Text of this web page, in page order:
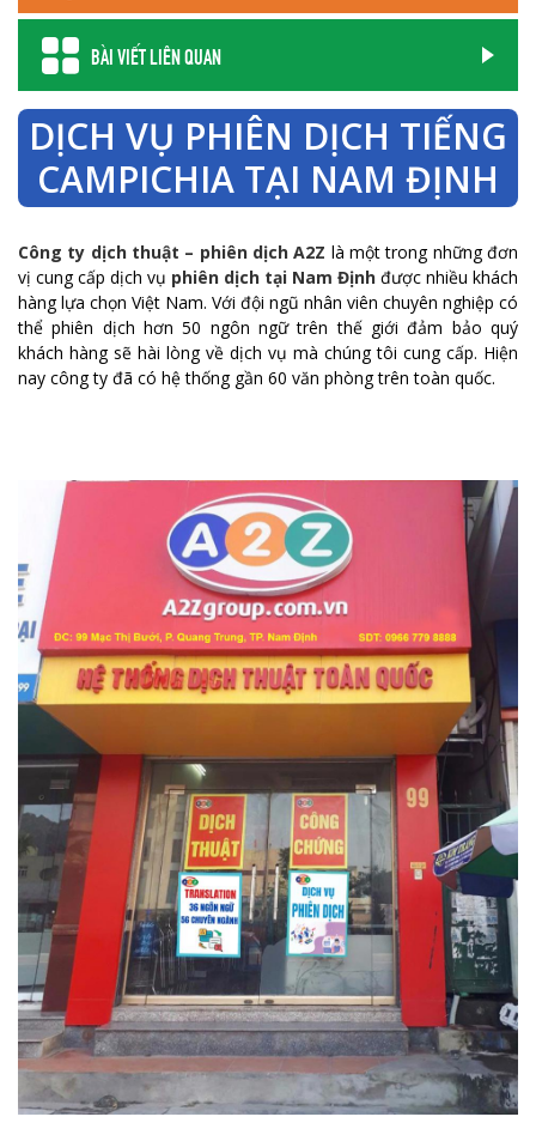
BÀI VIẾT LIÊN QUAN
DỊCH VỤ PHIÊN DỊCH TIẾNG
CAMPICHIA TẠI NAM ĐỊNH
Công ty dịch thuật – phiên dịch A2Z là một trong những đơn
vị cung cấp dịch vụ phiên dịch tại Nam Định được nhiều khách
hàng lựa chọn Việt Nam. Với đội ngũ nhân viên chuyên nghiệp có
thể phiên dịch hơn 50 ngôn ngữ trên thế giới đảm bảo quý
khách hàng sẽ hài lòng về dịch vụ mà chúng tôi cung cấp. Hiện
nay công ty đã có hệ thống gần 60 văn phòng trên toàn quốc.